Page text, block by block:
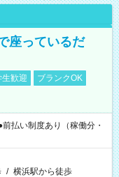
座っているだ
生歓迎
ブランクOK
払い制度あり（稼働分・
/ 横浜駅から徒歩